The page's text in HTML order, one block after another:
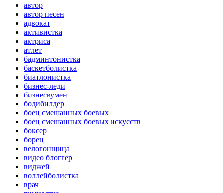
автор
автор песен
адвокат
активистка
актриса
атлет
бадминтонистка
баскетболистка
биатлонистка
бизнес-леди
бизнесвумен
бодибилдер
боец смешанных боевых
боец смешанных боевых искусств
боксер
борец
велогонщица
видео блоггер
виджей
воллейболистка
врач